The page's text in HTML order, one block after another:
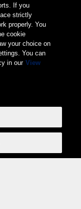
If you
strictly
properly. You
cookie
your choice on
You can
in our View